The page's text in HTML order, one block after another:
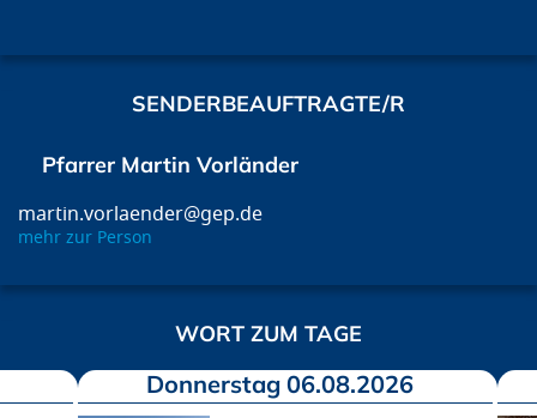
SENDERBEAUFTRAGTE/R
Pfarrer Martin Vorländer
martin.vorlaender@gep.de
mehr zur Person
WORT ZUM TAGE
Donnerstag 06.08.2026